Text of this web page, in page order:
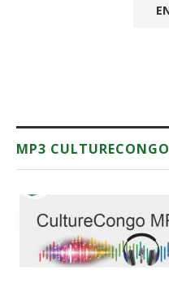
MP3 CULTURECONGO